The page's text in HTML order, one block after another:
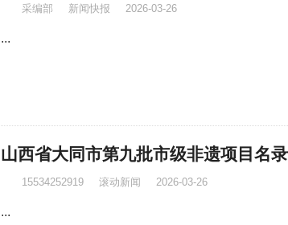
采编部 新闻快报 2026-03-26
...
山西省大同市第九批市级非遗项目名
15534252919 滚动新闻 2026-03-26
...